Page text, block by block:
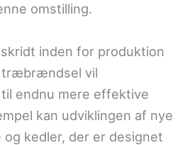
omstilling.
inden for produktion
vil
endnu mere effektive
kan udviklingen af nye
kedler, der er designet